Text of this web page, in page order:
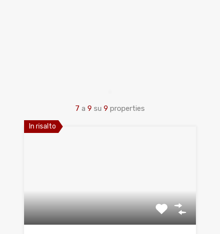
7 a 9 su 9 properties
In risalto